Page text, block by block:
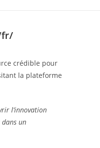
fr/
crédible pour
la plateforme
l’innovation
un